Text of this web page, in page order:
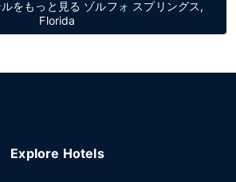
をもっと見る ゾルフォ スプリングス,
Florida
Explore Hotels